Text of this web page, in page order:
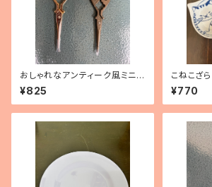
おしゃれなアンティーク風ミニシ
ザー
¥825
こねこざら
¥770